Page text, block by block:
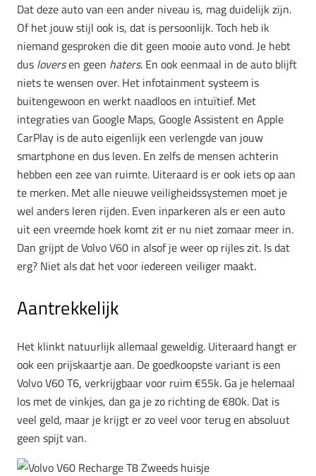
Dat deze auto van een ander niveau is, mag duidelijk zijn.
Of het jouw stijl ook is, dat is persoonlijk. Toch heb ik
niemand gesproken die dit geen mooie auto vond. Je hebt
dus loversen geen haters. En ook eenmaal in de auto blijft
niets te wensen over. Het infotainment systeem is
buitengewoon en werkt naadloos en intuïtief. Met
integraties van Google Maps, Google Assistent en Apple
CarPlay is de auto eigenlijk een verlengde van jouw
smartphone en dus leven. En zelfs de mensen achterin
hebben een zee van ruimte. Uiteraard is er ook iets op aan
te merken. Met alle nieuwe veiligheidssystemen moet je
wel anders leren rijden. Even inparkeren als er een auto
uit een vreemde hoek komt zit er nu niet zomaar meer in.
Dan grijpt de Volvo V60 in alsof je weer op rijles zit. Is dat
erg? Niet als dat het voor iedereen veiliger maakt.
Aantrekkelijk
Het klinkt natuurlijk allemaal geweldig. Uiteraard hangt er
ook een prijskaartje aan. De goedkoopste variant is een
Volvo V60 T6, verkrijgbaar voor ruim €55k. Ga je helemaal
los met de vinkjes, dan ga je zo richting de €80k. Dat is
veel geld, maar je krijgt er zo veel voor terug en absoluut
geen spijt van.